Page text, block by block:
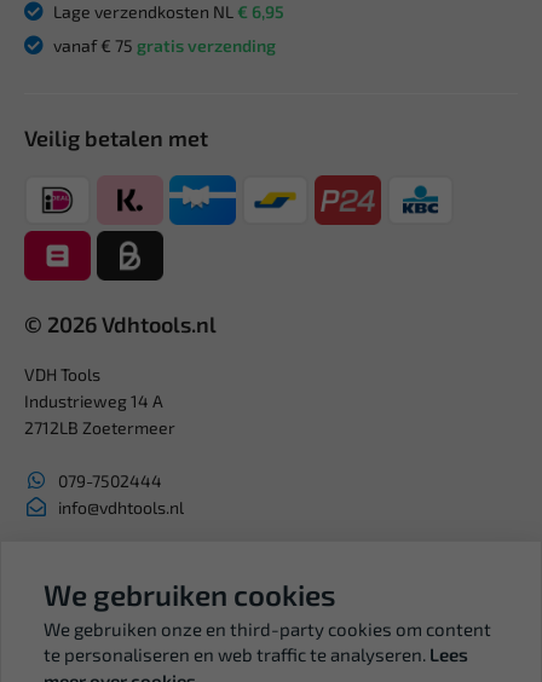
Lage verzendkosten NL € 6,95
vanaf € 75 gratis verzending
Veilig betalen met
© 2026 Vdhtools.nl
VDH Tools
Industrieweg 14 A
2712LB Zoetermeer
079-7502444
info@vdhtools.nl
BTW: NL819958657B01
We gebruiken cookies
We gebruiken onze en third-party cookies om content
te personaliseren en web traffic te analyseren. Lees